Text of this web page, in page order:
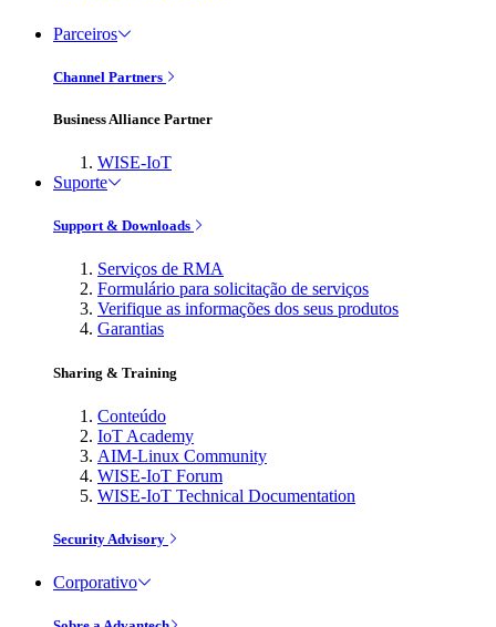
Parceiros
Channel Partners
Business Alliance Partner
WISE-IoT
Suporte
Support & Downloads
Serviços de RMA
Formulário para solicitação de serviços
Verifique as informações dos seus produtos
Garantias
Sharing & Training
Conteúdo
IoT Academy
AIM-Linux Community
WISE-IoT Forum
WISE-IoT Technical Documentation
Security Advisory
Corporativo